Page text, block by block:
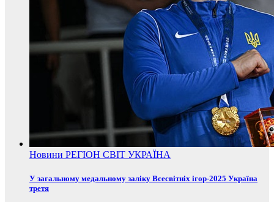
Новини РЕГІОН СВІТ УКРАЇНА
У загальному медальному заліку Всесвітніх ігор-2025 Україна
третя